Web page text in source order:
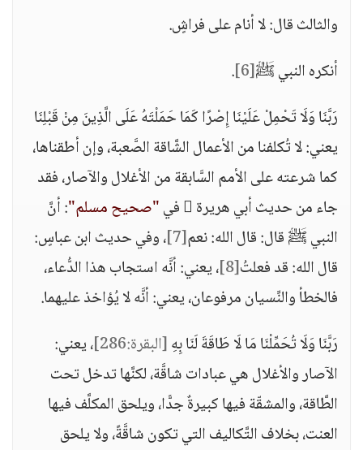
والثالث قال: لا أنام على فراشٍ.
أنكره النبي ﷺ[6]
.
رَبَّنَا وَلَا تَحْمِلْ عَلَيْنَا إِصْرًا كَمَا حَمَلْتَهُ عَلَى الَّذِينَ مِنْ قَبْلِنَا
يعني: لا تُكلفنا من الأعمال الشَّاقة الصَّعبة، وإن أطقناها،
كما شرعته على الأمم السَّابقة من الأغلال والآصار، فقد
جاء من حديث أبي هريرة  في
"صحيح مسلم": أنَّ
النبي ﷺ قال: قال الله: نعم[7] ، وفي حديث ابن عباسٍ:
قال الله: قد فعلتُ[8] ، يعني: أنَّه استجاب هذا الدُّعاء،
فالخطأ والنِّسيان مرفوعان، يعني: أنَّه لا يُؤاخذ عليهما.
رَبَّنَا وَلَا تُحَمِّلْنَا مَا لَا طَاقَةَ لَنَا بِهِ[البقرة:286]
، يعني:
الآصار والأغلال هي عبادات شاقَّة، لكنَّها تدخل تحت
الطَّاقة، والمشقّة فيها كبيرةٌ جدًّا، ويلحق المكلَّف فيها
العنت، بخلاف التَّكاليف التي تكون شاقَّةً، ولا يلحق